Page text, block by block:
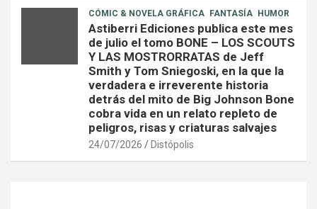
CÓMIC & NOVELA GRÁFICA FANTASÍA HUMOR
Astiberri Ediciones publica este mes
de julio el tomo BONE – LOS SCOUTS
Y LAS MOSTRORRATAS de Jeff
Smith y Tom Sniegoski, en la que la
verdadera e irreverente historia
detrás del mito de Big Johnson Bone
cobra vida en un relato repleto de
peligros, risas y criaturas salvajes
24/07/2026 Distópolis